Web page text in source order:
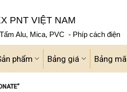
PNT VIỆT NAM
Alu, Mica, PVC - Phíp cách điện
phẩm Bảng giá Bảng